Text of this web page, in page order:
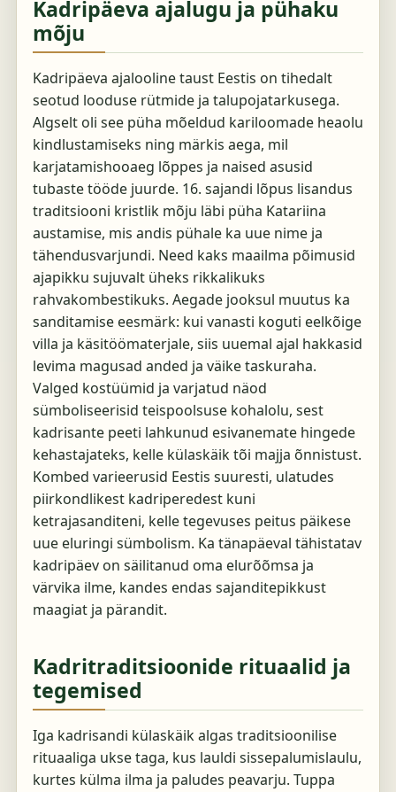
Kadripäeva ajalugu ja pühaku
mõju
Kadripäeva ajalooline taust Eestis on tihedalt
seotud looduse rütmide ja talupojatarkusega.
Algselt oli see püha mõeldud kariloomade heaolu
kindlustamiseks ning märkis aega, mil
karjatamishooaeg lõppes ja naised asusid
tubaste tööde juurde. 16. sajandi lõpus lisandus
traditsiooni kristlik mõju läbi püha Katariina
austamise, mis andis pühale ka uue nime ja
tähendusvarjundi. Need kaks maailma põimusid
ajapikku sujuvalt üheks rikkalikuks
rahvakombestikuks. Aegade jooksul muutus ka
sanditamise eesmärk: kui vanasti koguti eelkõige
villa ja käsitöömaterjale, siis uuemal ajal hakkasid
levima magusad anded ja väike taskuraha.
Valged kostüümid ja varjatud näod
sümboliseerisid teispoolsuse kohalolu, sest
kadrisante peeti lahkunud esivanemate hingede
kehastajateks, kelle külaskäik tõi majja õnnistust.
Kombed varieerusid Eestis suuresti, ulatudes
piirkondlikest kadriperedest kuni
ketrajasanditeni, kelle tegevuses peitus päikese
uue eluringi sümbolism. Ka tänapäeval tähistatav
kadripäev on säilitanud oma elurõõmsa ja
värvika ilme, kandes endas sajanditepikkust
maagiat ja pärandit.
Kadritraditsioonide rituaalid ja
tegemised
Iga kadrisandi külaskäik algas traditsioonilise
rituaaliga ukse taga, kus lauldi sissepalumislaulu,
kurtes külma ilma ja paludes peavarju. Tuppa